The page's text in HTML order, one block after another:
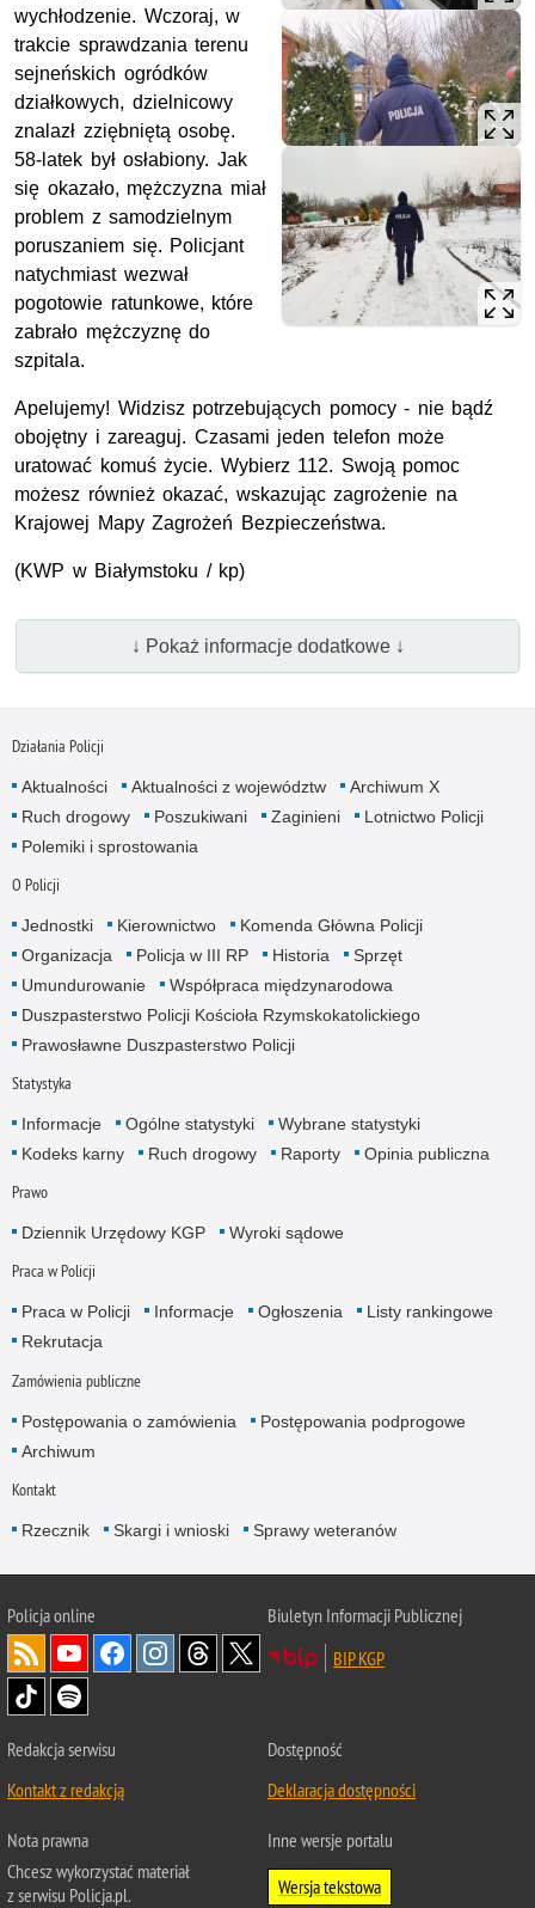
wychłodzenie. Wczoraj, w
trakcie sprawdzania terenu
sejneńskich ogródków
działkowych, dzielnicowy
znalazł zziębniętą osobę.
58-latek był osłabiony. Jak
się okazało, mężczyzna miał
problem z samodzielnym
poruszaniem się. Policjant
natychmiast wezwał
pogotowie ratunkowe, które
zabrało mężczyznę do
szpitala.
Apelujemy! Widzisz potrzebujących pomocy - nie bądź
obojętny i zareaguj. Czasami jeden telefon może
uratować komuś życie. Wybierz 112. Swoją pomoc
możesz również okazać, wskazując zagrożenie na
Krajowej Mapy Zagrożeń Bezpieczeństwa.
(KWP w Białymstoku / kp)
↓ Pokaż informacje dodatkowe ↓
Działania Policji
Aktualności Aktualności z województw
Archiwum X
Ruch drogowy
Poszukiwani Zaginieni
Lotnictwo Policji
Polemiki i sprostowania
O Policji
Jednostki Kierownictwo
Komenda Główna Policji
Organizacja
Policja w III RP Historia
Sprzęt
Umundurowanie
Współpraca międzynarodowa
Duszpasterstwo Policji Kościoła Rzymskokatolickiego
Prawosławne Duszpasterstwo Policji
Statystyka
Informacje Ogólne statystyki
Wybrane statystyki
Kodeks karny
Ruch drogowy Raporty Opinia publiczna
Prawo
Dziennik Urzędowy KGP Wyroki sądowe
Praca w Policji
Praca w Policji Informacje Ogłoszenia
Listy rankingowe
Rekrutacja
Zamówienia publiczne
Postępowania o zamówienia
Postępowania podprogowe
Archiwum
Kontakt
Rzecznik Skargi i wnioski Sprawy weteranów
Policjaonline
Biuletyn Informacji Publicznej
BIP KGP
Redakcja serwisu
Kontakt z redakcją
Dostępność
Deklaracja dostępności
Nota prawna
Chcesz wykorzystać materiał
z serwisu Policja.pl.
Inne wersje portalu
Wersja tekstowa